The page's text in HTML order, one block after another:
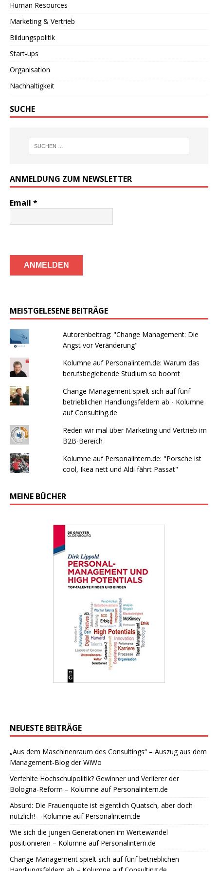
Human Resources
Marketing & Vertrieb
Bildungspolitik
Start-ups
Organisation
Nachhaltigkeit
SUCHE
ANMELDUNG ZUM NEWSLETTER
Email *
MEISTGELESENE BEITRÄGE
Autorenbeitrag: "Change Management: Die
Angst vor Veränderung"
Kolumne auf Personalintern.de: Warum das
berufsbegleitende Studium so boomt
Change Management spielt sich auf fünf
betrieblichen Handlungsfeldern ab - Kolumne
auf Consulting.de
Reden wir mal über Marketing und Vertrieb im
B2B-Bereich
Kolumne auf Personalintern.de: "Porsche ist
cool, Ikea nett und Aldi fährt Passat"
MEINE BÜCHER
NEUESTE BEITRÄGE
„Aus dem Maschinenraum des Consultings“ – Auszug aus dem
Management-Blog der WiWo
Verfehlte Hochschulpolitik? Gewinner und Verlierer der
Bologna-Reform – Kolumne auf Personalintern.de
Absurd: Die Frauenquote ist eigentlich Quatsch, aber doch
nützlich! – Kolumne auf Personalintern.de
Wie sich die jungen Generationen im Wertewandel
positionieren – Kolumne auf Personalintern.de
Change Management spielt sich auf fünf betrieblichen